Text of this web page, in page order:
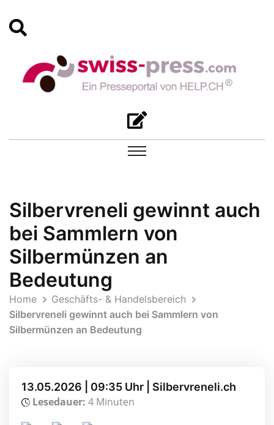
Silbervreneli gewinnt auch
bei Sammlern von
Silbermünzen an
Bedeutung
Home
Geschäfts- & Handelsbereich
Silbervreneli gewinnt auch bei Sammlern von
Silbermünzen an Bedeutung
13.05.2026 | 09:35 Uhr | Silbervreneli.ch
Lesedauer: 4 Minuten